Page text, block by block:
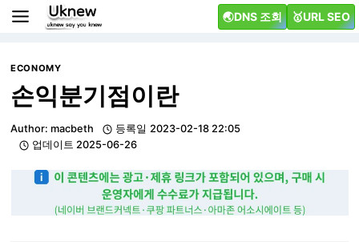
Skip
🌏DNS 조회 🥇URL SEO
ECONOMY
손익분기점이란
Author: macbeth 등록일 2023-02-18 22:05
업데이트 2025-06-26